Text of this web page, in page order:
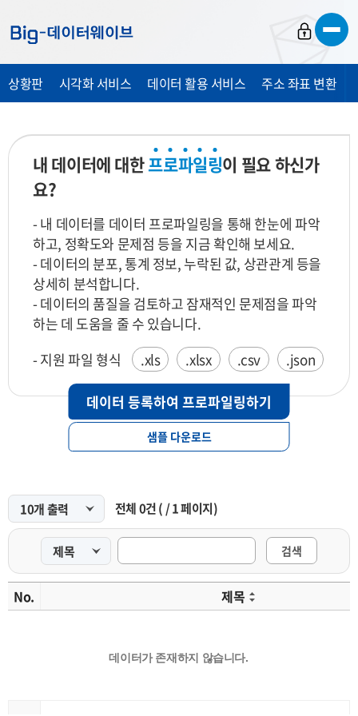
가
가
가
상황판 시각화 서비스 데이터 활용 서비스 주소 좌표 변환
샘플 다운로드
내 데이터에 대한프로파일링이 필요 하신가
요?
- 내 데이터를 데이터 프로파일링을 통해 한눈에 파악
하고, 정확도와 문제점 등을 지금 확인해 보세요.
- 데이터의 분포, 통계 정보, 누락된 값, 상관관계 등을
상세히 분석합니다.
- 데이터의 품질을 검토하고 잠재적인 문제점을 파악
하는 데 도움을 줄 수 있습니다.
- 지원 파일 형식
.xls .xlsx .csv .json
데이터 등록하여 프로파일링하기
전체0건( /1페이지)
검색
No. 제목
데이터가 존재하지 않습니다.